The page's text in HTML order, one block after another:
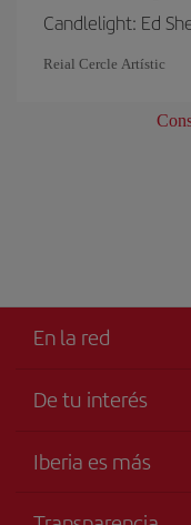
Candlelight: Ed
Reial Cercle Artístic
En la red
De tu interés
Accesibilidad
Iberia es más